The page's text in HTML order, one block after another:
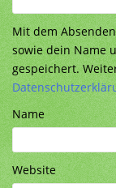
Mit dem
sowie dein Name
gespeichert.
Name
Website